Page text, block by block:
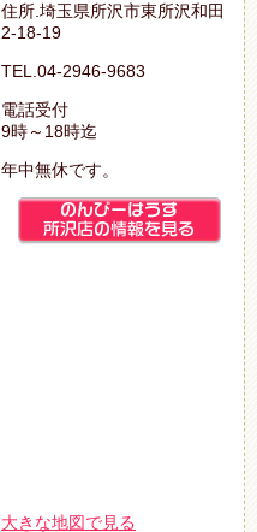
住所.埼玉県所沢市東所沢和田
2-18-19
TEL.04-2946-9683
電話受付
9時～18時迄
年中無休です。
大きな地図で見る